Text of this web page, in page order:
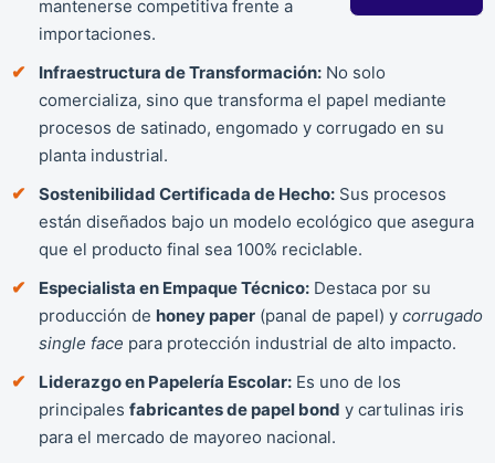
mantenerse competitiva frente a
importaciones.
Infraestructura de Transformación: No solo
comercializa, sino que transforma el papel mediante
procesos de satinado, engomado y corrugado en su
planta industrial.
Sostenibilidad Certificada de Hecho: Sus procesos
están diseñados bajo un modelo ecológico que asegura
que el producto final sea 100% reciclable.
Especialista en Empaque Técnico: Destaca por su
producción de honey paper (panal de papel) y corrugado
single face para protección industrial de alto impacto.
Liderazgo en Papelería Escolar: Es uno de los
principales fabricantes de papel bond y cartulinas iris
para el mercado de mayoreo nacional.